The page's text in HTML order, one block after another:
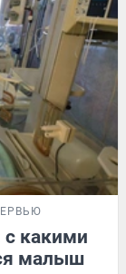
какими
малыш